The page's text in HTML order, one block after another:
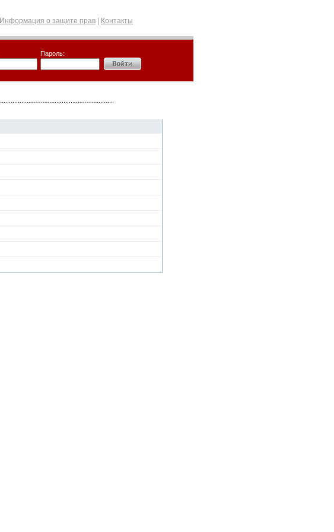
Информация о защите прав Контакты
Пароль: